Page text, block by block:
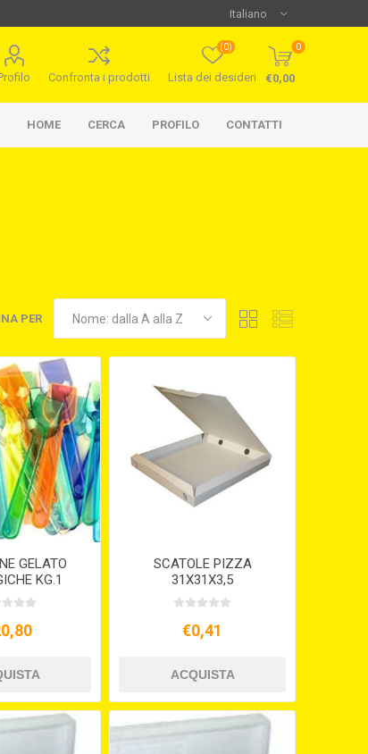
Confronta i prodotti Lista dei desideri
(0) 0
€0,00
HOME CERCA PROFILO CONTATTI
PER
GELATO
KG.1
SCATOLE PIZZA
31X31X3,5
€0,41